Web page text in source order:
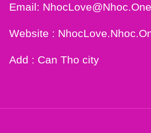
Email: NhocLove@Nhoc.One
Website :
Add : Can Tho city